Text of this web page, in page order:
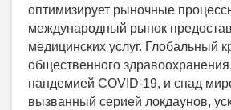
оптимизирует рыночные
международный рынок
медицинских услуг. Глобальный
общественного
пандемией COVID-19, и спад
вызванный серией локдаунов,